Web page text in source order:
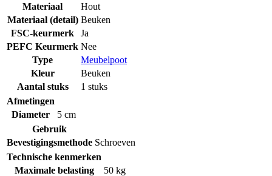
Materiaal
Hout
Materiaal (detail) Beuken
FSC-keurmerk
Ja
PEFC Keurmerk Nee
Type
Meubelpoot
Kleur
Beuken
Aantal stuks
1 stuks
Afmetingen
Diameter
5 cm
Gebruik
Bevestigingsmethode Schroeven
Technische kenmerken
Maximale belasting
50 kg